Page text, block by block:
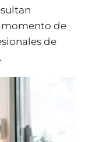
momento de
de